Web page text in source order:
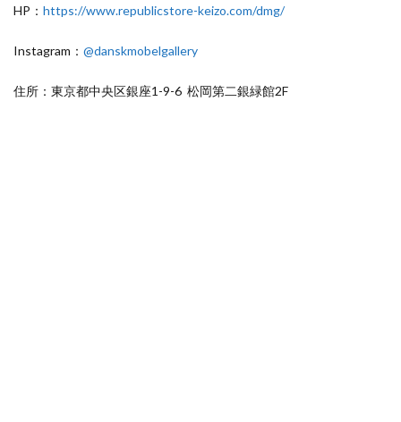
HP： https://www.republicstore-keizo.com/dmg/
Instagram： @danskmobelgallery
住所：東京都中央区銀座1-9-6 松岡第二銀緑館2F